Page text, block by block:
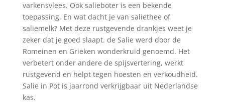
varkensvlees. Ook salieboter is een bekende
toepassing. En wat dacht je van saliethee of
saliemelk? Met deze rustgevende drankjes weet je
zeker dat je goed slaapt. de Salie werd door de
Romeinen en Grieken wonderkruid genoemd. Het
verbetert onder andere de spijsvertering, werkt
rustgevend en helpt tegen hoesten en verkoudheid.
Salie in Pot is jaarrond verkrijgbaar uit Nederlandse
kas.